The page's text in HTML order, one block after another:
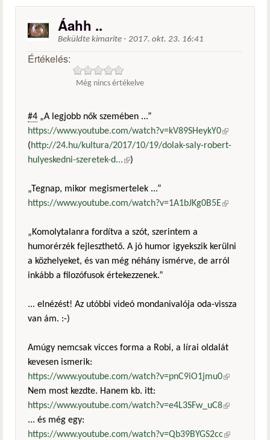
Áahh ..
Beküldte kimarite - 2017. okt. 23. 16:41
Értékelés:
Még nincs értékelve
#4 „A legjobb nők szemében ...”
https://www.youtube.com/watch?v=kV89SHeykY0(külső
hivatkozás)
(http://24.hu/kultura/2017/10/19/dolak-saly-robert-
hulyeskedni-szeretek-d...(külső hivatkozás)
)
„Tegnap, mikor megismertelek ...”
https://www.youtube.com/watch?v=1A1bJKg0B5E(külső
„Komolytalanra fordítva a szót, szerintem a
humorérzék fejleszthető. A jó humor igyekszik kerülni
a közhelyeket, és van még néhány ismérve, de arról
inkább a filozófusok értekezzenek.”
... elnézést! Az utóbbi videó mondanivalója oda-vissza
van ám. :-)
Amúgy nemcsak vicces forma a Robi, a lírai oldalát
kevesen ismerik:
https://www.youtube.com/watch?v=pnC9iO1jmu0(külső
Nem most kezdte. Hanem kb. itt:
https://www.youtube.com/watch?v=e4L3SFw_uC8(külső
... és még egy:
https://www.youtube.com/watch?v=Qb39BYGS2cc(külső